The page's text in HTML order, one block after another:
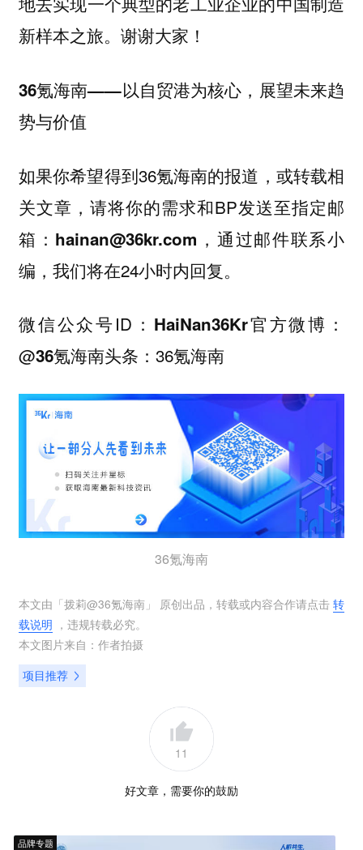
新样本之旅。谢谢大家！
36氪海南——以自贸港为核心，展望未来趋
势与价值
如果你希望得到36氪海南的报道，或转载相
关文章，请将你的需求和BP发送至指定邮
箱： hainan@36kr.com ，通过邮件联系小
编，我们将在24小时内回复。
微信公众号ID： HaiNan36Kr官方微博：
@36氪海南头条：36氪海南
36氪海南
本文由「拨莉@36氪海南 」 原创出品，转载或内容合作请点击转
载说明 ，违规转载必究。
本文图片来自： 作者拍摄
项目推荐
11
好文章，需要你的鼓励
品牌专题